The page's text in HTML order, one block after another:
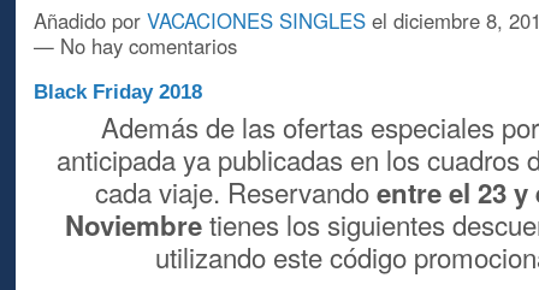
Añadido por VACACIONES SINGLESel diciembre 8,
— No hay comentarios
Black Friday 2018
Además de las ofertas especiales
anticipada ya publicadas en los cuadros
cada viaje. Reservandoentre el 23 y
Noviembretienes los siguientes
utilizando este código